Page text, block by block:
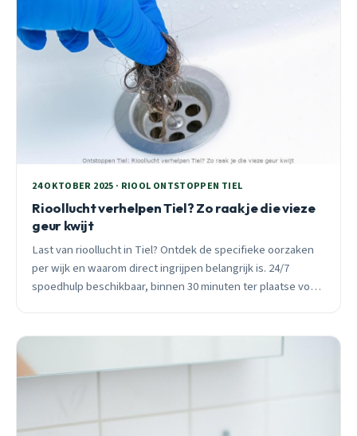
24 OKTOBER 2025 · RIOOL ONTSTOPPEN TIEL
Rioollucht verhelpen Tiel? Zo raak je die vieze
geur kwijt
Last van rioollucht in Tiel? Ontdek de specifieke oorzaken
per wijk en waarom direct ingrijpen belangrijk is. 24/7
spoedhulp beschikbaar, binnen 30 minuten ter plaatse voor